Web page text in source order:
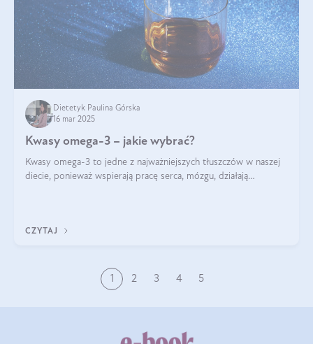
Dietetyk Paulina Górska
16 mar 2025
Kwasy omega-3 – jakie wybrać?
Kwasy omega-3 to jedne z najważniejszych tłuszczów w naszej
diecie, ponieważ wspierają pracę serca, mózgu, działają
CZYTAJ
1 2 3 4 5